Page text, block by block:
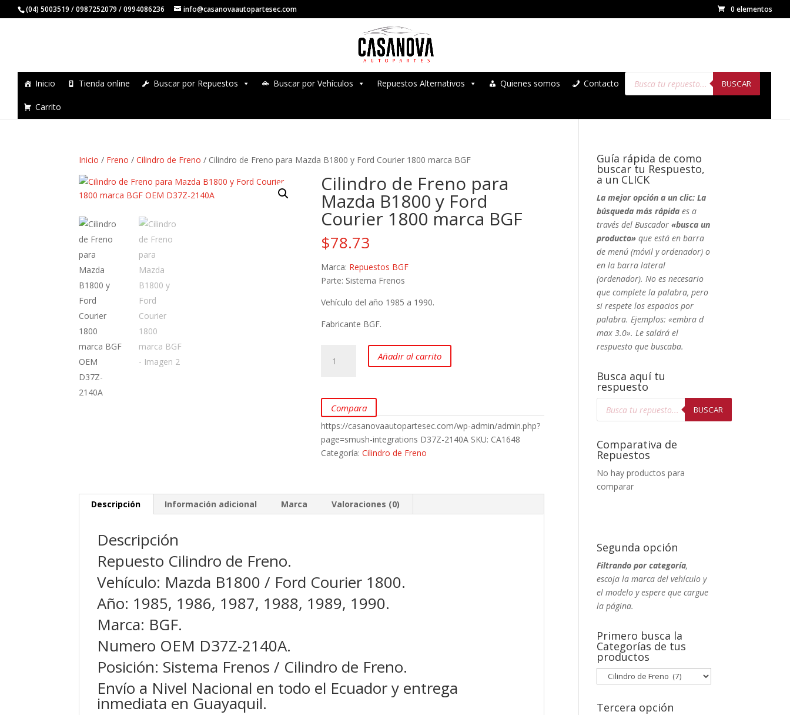
(04) 5003519 / 0987252079 / 0994086236 info@casanovaautopartesec.com 0 elementos
Inicio Tienda online Buscar por Repuestos Buscar por Vehículos Repuestos Alternativos Quienes somos Contacto
Búsqueda
productos
BUSCAR
Carrito
Inicio / Freno /Cilindro de Freno / Cilindro de Freno para Mazda B1800 y Ford Courier 1800 marca BGF
Cilindro de Freno para
Mazda B1800 y Ford
Courier 1800 marca BGF
$78.73
Marca: Repuestos BGF
Parte: Sistema Frenos
Vehículo del año 1985 a 1990.
Fabricante BGF.
Mazda
B1800
y
Ford
Courier
BGF
cantidad
Añadir al carrito
Compara
https://casanovaautopartesec.com/wp-admin/admin.php?
page=smush-integrations D37Z-2140A SKU: CA1648
Categoría:Cilindro de Freno
Descripción Información adicional Marca Valoraciones (0)
Descripción
Repuesto Cilindro de Freno.
Vehículo: Mazda B1800 / Ford Courier 1800.
Año: 1985, 1986, 1987, 1988, 1989, 1990.
Marca: BGF.
Numero OEM D37Z-2140A.
Posición: Sistema Frenos / Cilindro de Freno.
Envío a Nivel Nacional en todo el Ecuador y entrega
inmediata en Guayaquil.
Guía rápida de como
buscar tu Respuesto,
a un CLICK
La mejor opción a un clic: La
búsqueda más rápida es a
través del Buscador «busca un
producto» que está en barra
de menú (móvil y ordenador) o
en la barra lateral
(ordenador). No es necesario
que complete la palabra, pero
si respete los espacios por
palabra. Ejemplos: «embra d
max 3.0». Le saldrá el
respuesto que buscaba.
Busca aquí tu
respuesto
Búsqueda
BUSCAR
Comparativa de
Repuestos
No hay productos para
comparar
Segunda opción
Filtrando por categoría,
escoja la marca del vehículo y
el modelo y espere que cargue
la página.
Primero busca la
Categorías de tus
productos
Tercera opción